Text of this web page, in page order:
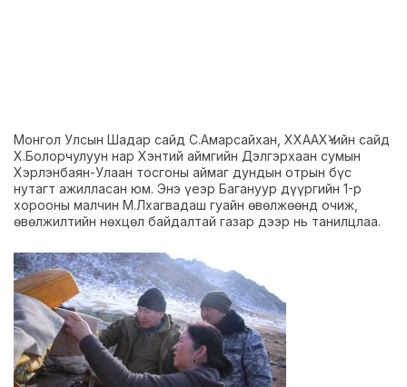
Монгол Улсын Шадар сайд С.Амарсайхан, ХХААХҮ-ийн сайд
Х.Болорчулуун нар Хэнтий аймгийн Дэлгэрхаан сумын
Хэрлэнбаян-Улаан тосгоны аймаг дундын отрын бүс
нутагт ажилласан юм. Энэ үеэр Багануур дүүргийн 1-р
хорооны малчин М.Лхагвадаш гуайн өвөлжөөнд очиж,
өвөлжилтийн нөхцөл байдалтай газар дээр нь танилцлаа.